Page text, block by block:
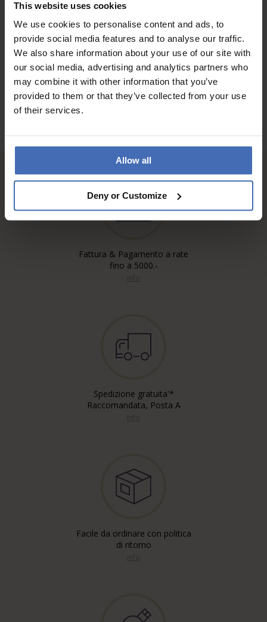
This website uses cookies
We use cookies to personalise content and ads, to
provide social media features and to analyse our traffic.
We also share information about your use of our site with
our social media, advertising and analytics partners who
may combine it with other information that you’ve
provided to them or that they’ve collected from your use
of their services.
Allow all
Deny or Customize
ALLE RECENSIONI
Fattura & Pagamento a rate
fino a 5000.-
Spedizione gratuita'*
Raccomandata, Posta A
Facile da ordinare con politica
di ritorno